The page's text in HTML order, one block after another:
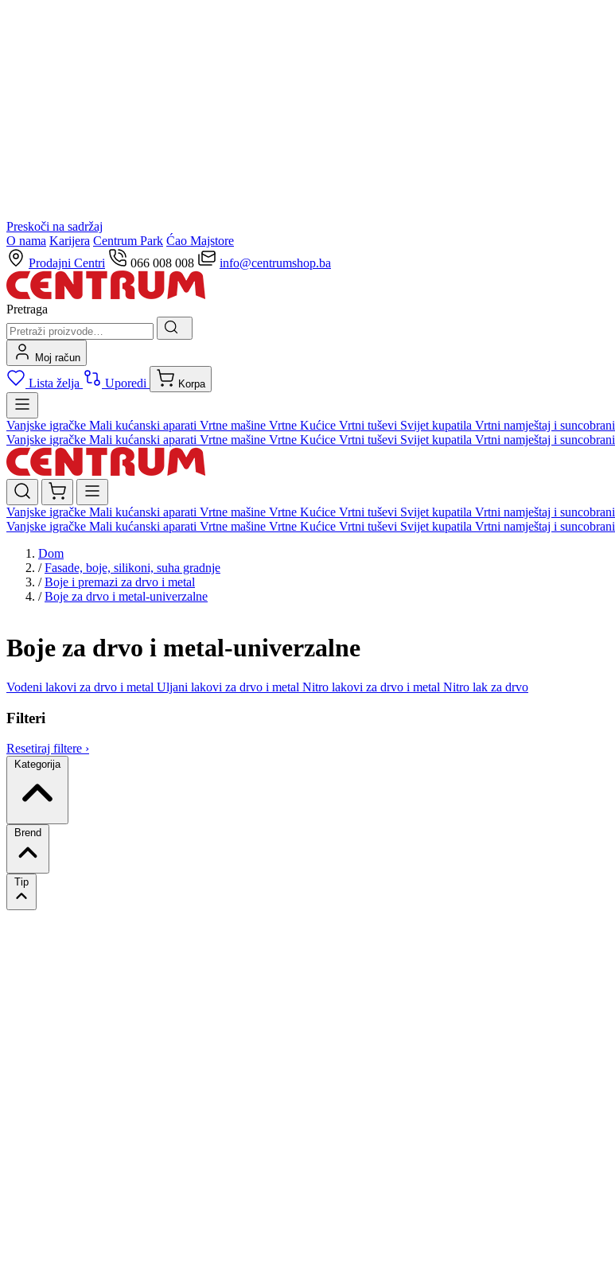
Preskoči na sadržaj
O nama Karijera Centrum Park Ćao Majstore
Prodajni Centri
066 008 008 info@centrumshop.ba
Pretraga
Moj račun
Lista želja Uporedi Korpa
Vanjske igračke Mali kućanski aparati Vrtne mašine Vrtne Kućice Vrtni tuševi Svijet kupatila Vrtni namještaj i suncobrani
Vanjske igračke Mali kućanski aparati Vrtne mašine Vrtne Kućice Vrtni tuševi Svijet kupatila Vrtni namještaj i suncobrani
Vanjske igračke Mali kućanski aparati Vrtne mašine Vrtne Kućice Vrtni tuševi Svijet kupatila Vrtni namještaj i suncobrani
Vanjske igračke Mali kućanski aparati Vrtne mašine Vrtne Kućice Vrtni tuševi Svijet kupatila Vrtni namještaj i suncobrani
Dom
/ Fasade, boje, silikoni, suha gradnje
/ Boje i premazi za drvo i metal
/ Boje za drvo i metal-univerzalne
Boje za drvo i metal-univerzalne
Vodeni lakovi za drvo i metal Uljani lakovi za drvo i metal Nitro lakovi za drvo i metal Nitro lak za drvo
Filteri
Resetiraj filtere ›
Kategorija
Brend
Tip